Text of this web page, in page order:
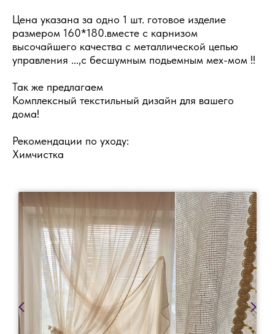
Цена указана за одно 1 шт. готовое изделие
размером 160*180.вместе с карнизом
высочайшего качества с металлической цепью
управления ...,с бесшумным подьемным мех-мом !!
Так же предлагаем
Комплексный текстильный дизайн для вашего
дома!
Рекомендации по уходу:
Химчистка